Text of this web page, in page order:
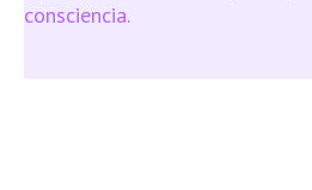
consciencia.